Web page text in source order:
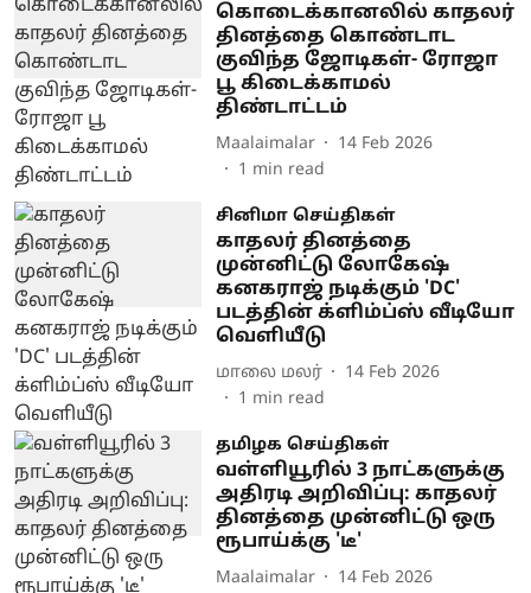
கொடைக்கானலில் காதலர்
தினத்தை கொண்டாட
குவிந்த ஜோடிகள்- ரோஜா
பூ கிடைக்காமல்
திண்டாட்டம்
Maalaimalar
14 Feb 2026
1 min read
சினிமா செய்திகள்
காதலர் தினத்தை
முன்னிட்டு லோகேஷ்
கனகராஜ் நடிக்கும் 'DC'
படத்தின் க்ளிம்ப்ஸ் வீடியோ
வெளியீடு
மாலை மலர்
14 Feb 2026
1 min read
தமிழக செய்திகள்
வள்ளியூரில் 3 நாட்களுக்கு
அதிரடி அறிவிப்பு: காதலர்
தினத்தை முன்னிட்டு ஒரு
ரூபாய்க்கு 'டீ'
Maalaimalar
14 Feb 2026